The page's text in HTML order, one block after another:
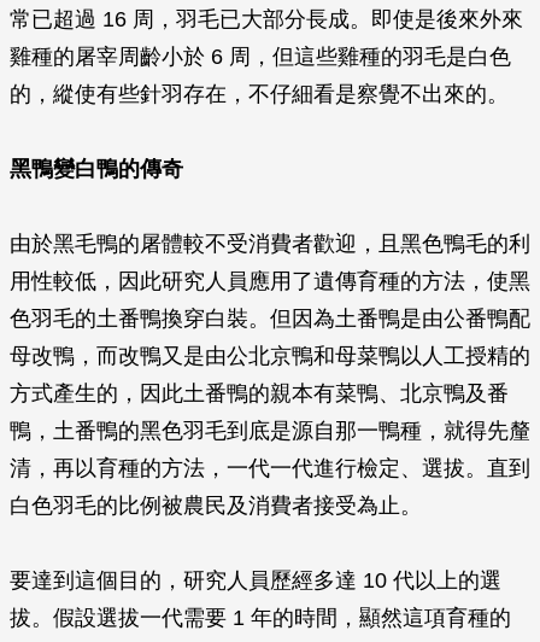
常已超過 16 周，羽毛已大部分長成。即使是後來外來
雞種的屠宰周齡小於 6 周，但這些雞種的羽毛是白色
的，縱使有些針羽存在，不仔細看是察覺不出來的。
黑鴨變白鴨的傳奇
由於黑毛鴨的屠體較不受消費者歡迎，且黑色鴨毛的利
用性較低，因此研究人員應用了遺傳育種的方法，使黑
色羽毛的土番鴨換穿白裝。但因為土番鴨是由公番鴨配
母改鴨，而改鴨又是由公北京鴨和母菜鴨以人工授精的
方式產生的，因此土番鴨的親本有菜鴨、北京鴨及番
鴨，土番鴨的黑色羽毛到底是源自那一鴨種，就得先釐
清，再以育種的方法，一代一代進行檢定、選拔。直到
白色羽毛的比例被農民及消費者接受為止。
要達到這個目的，研究人員歷經多達 10 代以上的選
拔。假設選拔一代需要 1 年的時間，顯然這項育種的